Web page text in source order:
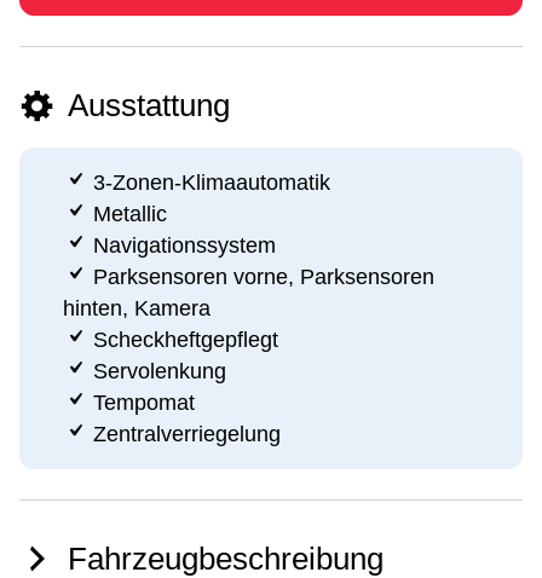
Ausstattung
3-Zonen-Klimaautomatik
Metallic
Navigationssystem
Parksensoren vorne, Parksensoren
hinten, Kamera
Scheckheftgepflegt
Servolenkung
Tempomat
Zentralverriegelung
Fahrzeugbeschreibung